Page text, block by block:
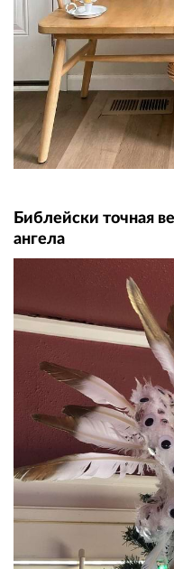
Библейски точная
ангела